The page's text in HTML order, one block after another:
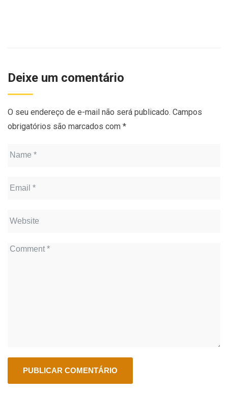
Deixe um comentário
O seu endereço de e-mail não será publicado. Campos
obrigatórios são marcados com *